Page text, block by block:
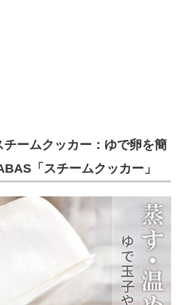
ームクッカー：ゆで卵を簡
「スチームクッカー」